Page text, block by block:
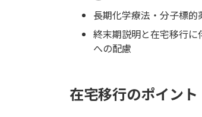
長期化学療法・分子標
終末期説明と在宅移行に
への配慮
在宅移行のポイント